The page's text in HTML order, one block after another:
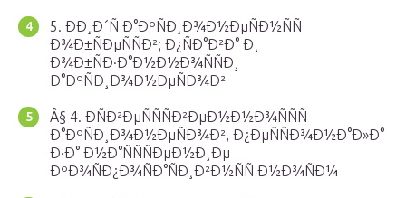
5. ÐÐ¸Ð´Ñ Ð°ÐºÑÐ¸Ð¾Ð½ÐµÑÐ½ÑÑ
Ð¾Ð±ÑÐµÑÑÐ²; Ð¿ÑÐ°Ð²Ð° Ð¸
Ð¾Ð±ÑÐ·Ð°Ð½Ð½Ð¾ÑÑÐ¸
Ð°ÐºÑÐ¸Ð¾Ð½ÐµÑÐ¾Ð²
Â§ 4. ÐÑÐ²ÐµÑÑÑÐ²ÐµÐ½Ð½Ð¾ÑÑÑ
Ð°ÐºÑÐ¸Ð¾Ð½ÐµÑÐ¾Ð², Ð¿ÐµÑÑÐ¾Ð½Ð°Ð»Ð°
Ð·Ð° Ð½Ð°ÑÑÑÐµÐ½Ð¸Ðµ
ÐºÐ¾ÑÐ¿Ð¾ÑÐ°ÑÐ¸Ð²Ð½ÑÑ Ð½Ð¾ÑÐ¼